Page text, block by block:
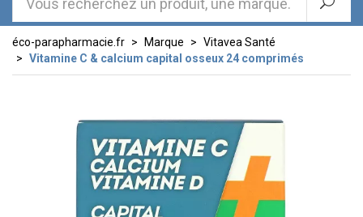
éco-parapharmacie.fr Marque
Vitavea Santé
Vitamine C & calcium capital osseux 24 comprimés